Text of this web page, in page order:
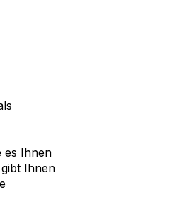
es Ihnen
Ihnen